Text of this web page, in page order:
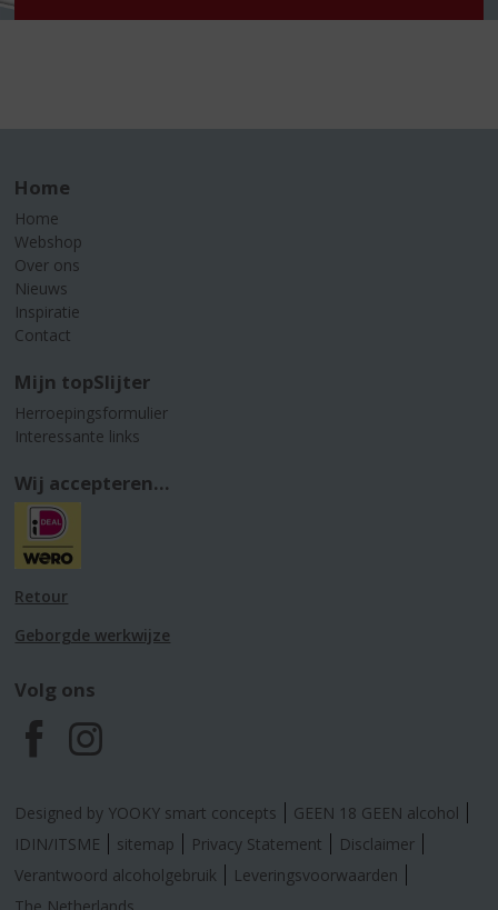
Home
Home
Webshop
Over ons
Nieuws
Inspiratie
Contact
Mijn topSlijter
Herroepingsformulier
Interessante links
Wij accepteren...
Retour
Geborgde werkwijze
Volg ons
F
a
c
I
n
s
Designed by YOOKY smart concepts
GEEN 18 GEEN alcohol
IDIN/ITSME
sitemap Privacy Statement
Disclaimer
Verantwoord alcoholgebruik
Leveringsvoorwaarden